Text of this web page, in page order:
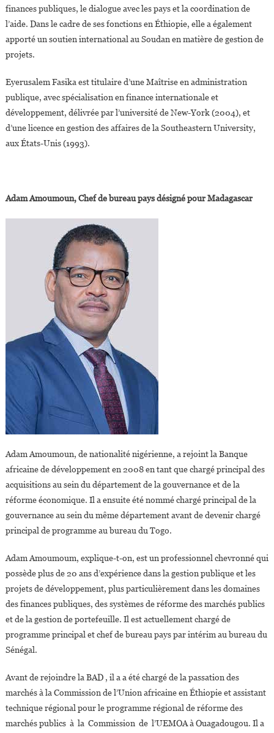
finances publiques, le dialogue avec les pays et la coordination de
l’aide. Dans le cadre de ses fonctions en Éthiopie, elle a également
apporté un soutien international au Soudan en matière de gestion de
projets.
Eyerusalem Fasika est titulaire d’une Maîtrise en administration
publique, avec spécialisation en finance internationale et
développement, délivrée par l’université de New-York (2004), et
d’une licence en gestion des affaires de la Southeastern University,
aux États-Unis (1993).
Adam Amoumoun, Chef de bureau pays désigné pour Madagascar
Adam Amoumoun, de nationalité nigérienne, a rejoint la Banque
africaine de développement en 2008 en tant que chargé principal des
acquisitions au sein du département de la gouvernance et de la
réforme économique. Il a ensuite été nommé chargé principal de la
gouvernance au sein du même département avant de devenir chargé
principal de programme au bureau du Togo.
Adam Amoumoum, explique-t-on, est un professionnel chevronné qui
possède plus de 20 ans d’expérience dans la gestion publique et les
projets de développement, plus particulièrement dans les domaines
des finances publiques, des systèmes de réforme des marchés publics
et de la gestion de portefeuille. Il est actuellement chargé de
programme principal et chef de bureau pays par intérim au bureau du
Sénégal.
Avant de rejoindre la BAD , il a a été chargé de la passation des
marchés à la Commission de l’Union africaine en Éthiopie et assistant
technique régional pour le programme régional de réforme des
marchés publics à la Commission de l’UEMOA à Ouagadougou. Il a